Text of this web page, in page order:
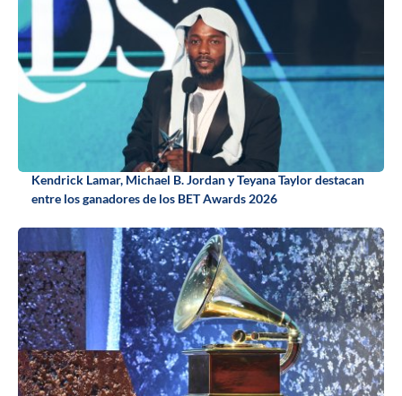
Kendrick Lamar, Michael B. Jordan y Teyana Taylor destacan
entre los ganadores de los BET Awards 2026